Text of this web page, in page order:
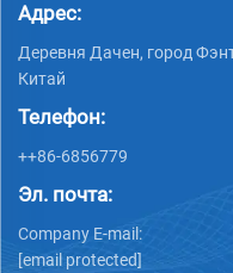
Адрес:
Деревня Дачен, город
Китай
Телефон:
++86-6856779
Эл. почта:
Company E-mail:
[email protected]